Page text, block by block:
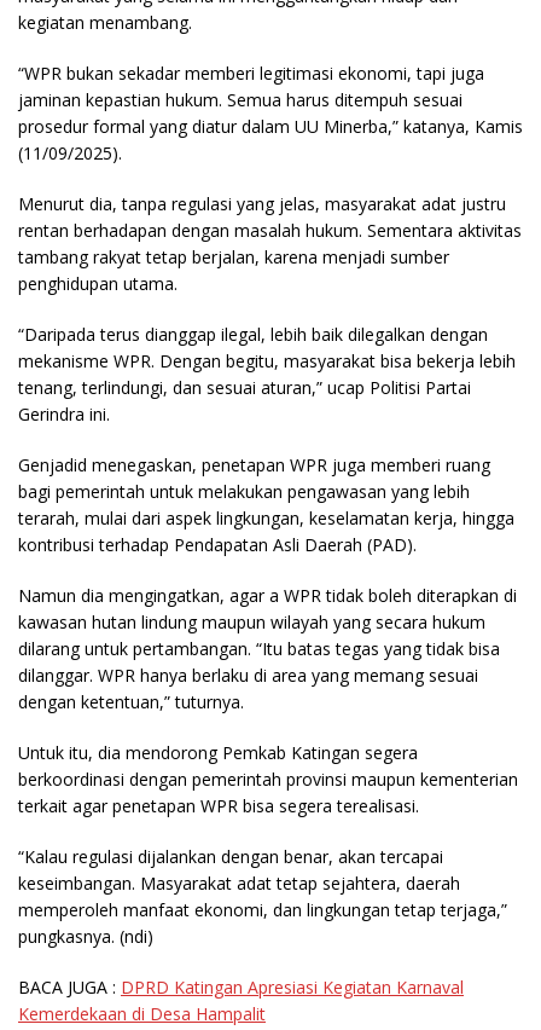
kegiatan menambang.
“WPR bukan sekadar memberi legitimasi ekonomi, tapi juga
jaminan kepastian hukum. Semua harus ditempuh sesuai
prosedur formal yang diatur dalam UU Minerba,” katanya, Kamis
(11/09/2025).
Menurut dia, tanpa regulasi yang jelas, masyarakat adat justru
rentan berhadapan dengan masalah hukum. Sementara aktivitas
tambang rakyat tetap berjalan, karena menjadi sumber
penghidupan utama.
“Daripada terus dianggap ilegal, lebih baik dilegalkan dengan
mekanisme WPR. Dengan begitu, masyarakat bisa bekerja lebih
tenang, terlindungi, dan sesuai aturan,” ucap Politisi Partai
Gerindra ini.
Genjadid menegaskan, penetapan WPR juga memberi ruang
bagi pemerintah untuk melakukan pengawasan yang lebih
terarah, mulai dari aspek lingkungan, keselamatan kerja, hingga
kontribusi terhadap Pendapatan Asli Daerah (PAD).
Namun dia mengingatkan, agar a WPR tidak boleh diterapkan di
kawasan hutan lindung maupun wilayah yang secara hukum
dilarang untuk pertambangan. “Itu batas tegas yang tidak bisa
dilanggar. WPR hanya berlaku di area yang memang sesuai
dengan ketentuan,” tuturnya.
Untuk itu, dia mendorong Pemkab Katingan segera
berkoordinasi dengan pemerintah provinsi maupun kementerian
terkait agar penetapan WPR bisa segera terealisasi.
“Kalau regulasi dijalankan dengan benar, akan tercapai
keseimbangan. Masyarakat adat tetap sejahtera, daerah
memperoleh manfaat ekonomi, dan lingkungan tetap terjaga,”
pungkasnya. (ndi)
BACA JUGA : DPRD Katingan Apresiasi Kegiatan Karnaval
Kemerdekaan di Desa Hampalit